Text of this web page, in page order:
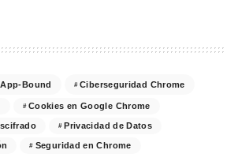
App-Bound Ciberseguridad Chrome
Cookies en Google Chrome
Privacidad de Datos
Seguridad en Chrome